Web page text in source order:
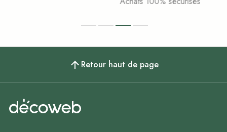
Retour haut de page